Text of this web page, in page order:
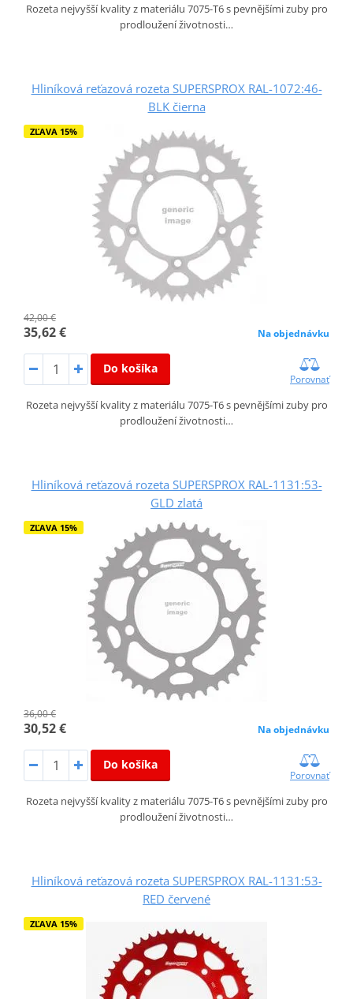
Rozeta nejvyšší kvality z materiálu 7075-T6 s pevnějšími zuby pro
prodloužení životnosti…
Hliníková reťazová rozeta SUPERSPROX RAL-1072:46-
BLK čierna
ZĽAVA 15%
42,00 €
35,62 € Na objednávku
Do košíka
Porovnať
Rozeta nejvyšší kvality z materiálu 7075-T6 s pevnějšími zuby pro
prodloužení životnosti…
Hliníková reťazová rozeta SUPERSPROX RAL-1131:53-
GLD zlatá
ZĽAVA 15%
36,00 €
30,52 € Na objednávku
Do košíka
Porovnať
Rozeta nejvyšší kvality z materiálu 7075-T6 s pevnějšími zuby pro
prodloužení životnosti…
Hliníková reťazová rozeta SUPERSPROX RAL-1131:53-
RED červené
ZĽAVA 15%